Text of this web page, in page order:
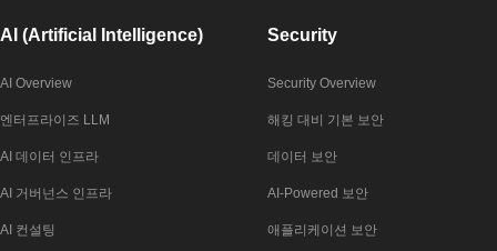
AI (Artificial Intelligence)
AI Overview
엔터프라이즈 LLM
AI 데이터 인프라
AI 거버넌스 인프라
AI 컨설팅
Security
Security Overview
해킹 대비 기본 보안
데이터 보안
AI-Powered 보안
애플리케이션 보안